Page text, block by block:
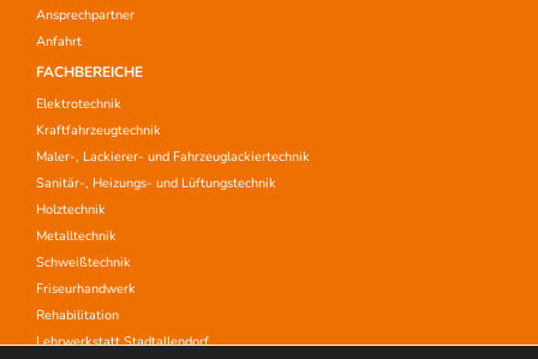
Ansprechpartner
Anfahrt
FACHBEREICHE
Elektrotechnik
Kraftfahrzeugtechnik
Maler-, Lackierer- und Fahrzeuglackiertechnik
Sanitär-, Heizungs- und Lüftungstechnik
Holztechnik
Metalltechnik
Schweißtechnik
Friseurhandwerk
Rehabilitation
Lehrwerkstatt Stadtallendorf